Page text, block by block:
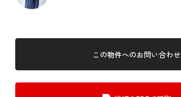
この物件へのお問い合わせ